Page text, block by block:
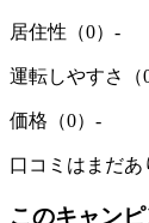
居住性（0） -
運転しやすさ（0
価格（0） -
口コミはまだあ
このキャン